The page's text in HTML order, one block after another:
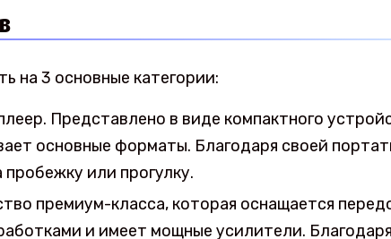
на 3 основные категории:
Представлено в виде компактного
основные форматы. Благодаря своей
пробежку или прогулку.
премиум-класса, которая оснащается
и имеет мощные усилители.